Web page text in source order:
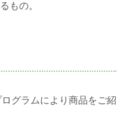
もの。
グラムにより商品をご紹